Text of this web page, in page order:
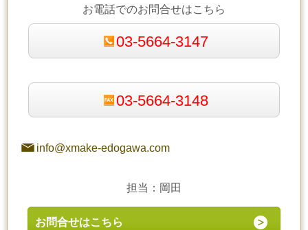
お電話でのお問合せはこちら
03-5664-3147
03-5664-3148
info@xmake-edogawa.com
担当：岡田
お問合せはこちら